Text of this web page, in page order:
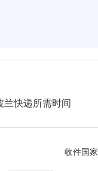
兰快递所需时间
收件国家